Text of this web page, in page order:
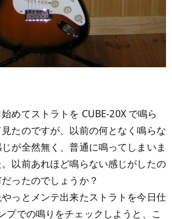
めてストラトを CUBE-20X で鳴ら
見たのですが、以前の何となく鳴らな
が全然無く、普通に鳴ってしまいま
。以前あれほど鳴らない感じがしたの
ったのでしょうか？
やっとメンテ出来たストラトを今日仕
プでの鳴りをチェックしようと、こ